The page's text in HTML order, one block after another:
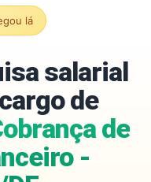
lá
salarial
de
de
-